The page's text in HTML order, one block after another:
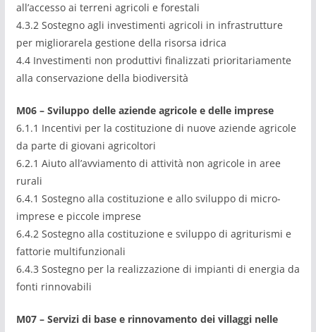
all’accesso ai terreni agricoli e forestali
4.3.2 Sostegno agli investimenti agricoli in infrastrutture
per migliorarela gestione della risorsa idrica
4.4 Investimenti non produttivi finalizzati prioritariamente
alla conservazione della biodiversità
M06 – Sviluppo delle aziende agricole e delle imprese
6.1.1 Incentivi per la costituzione di nuove aziende agricole
da parte di giovani agricoltori
6.2.1 Aiuto all’avviamento di attività non agricole in aree
rurali
6.4.1 Sostegno alla costituzione e allo sviluppo di micro-
imprese e piccole imprese
6.4.2 Sostegno alla costituzione e sviluppo di agriturismi e
fattorie multifunzionali
6.4.3 Sostegno per la realizzazione di impianti di energia da
fonti rinnovabili
M07 – Servizi di base e rinnovamento dei villaggi nelle